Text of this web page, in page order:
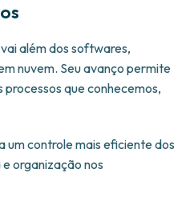
além dos softwares,
nuvem. Seu avanço permite
que conhecemos,
um controle mais eficiente dos
organização nos